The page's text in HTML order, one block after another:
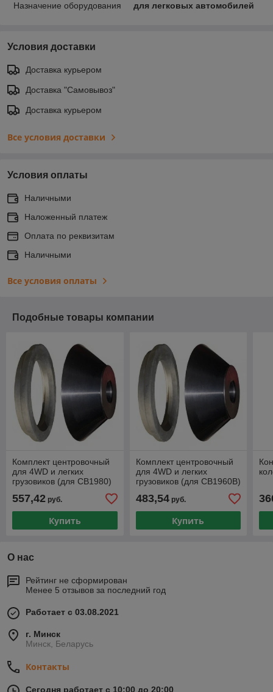
Назначение оборудования для легковых автомобилей
Условия доставки
Доставка курьером
Доставка "Самовывоз"
Доставка курьером
Все условия доставки
Условия оплаты
Наличными
Наложенный платеж
Оплата по реквизитам
Наличными
Все условия оплаты
Подобные товары компании
Комплект центровочный
для 4WD и легких
грузовиков (для CB1980)
557,42 руб.
Купить
Комплект центровочный
для 4WD и легких
грузовиков (для CB1960B)
483,54руб.
Купить
О нас
Рейтинг не сформирован
Менее 5 отзывов за последний год
Работает с 03.08.2021
г. Минск
Минск, Беларусь
Контакты
Сегодня работает с 10:00 до 20:00